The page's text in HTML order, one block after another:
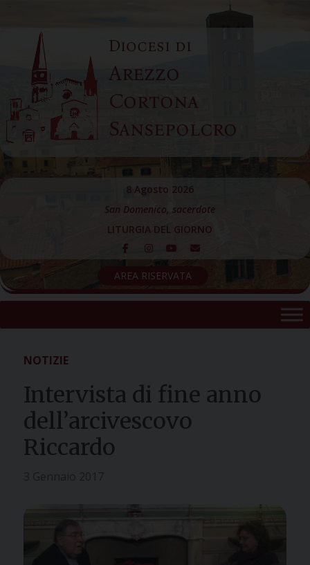
content
Diocesi di
Arezzo
Cortona
Sansepolcro
8 Agosto 2026
San Domenico, sacerdote
LITURGIA DEL GIORNO
AREA RISERVATA
NOTIZIE
Intervista di fine anno
dell’arcivescovo
Riccardo